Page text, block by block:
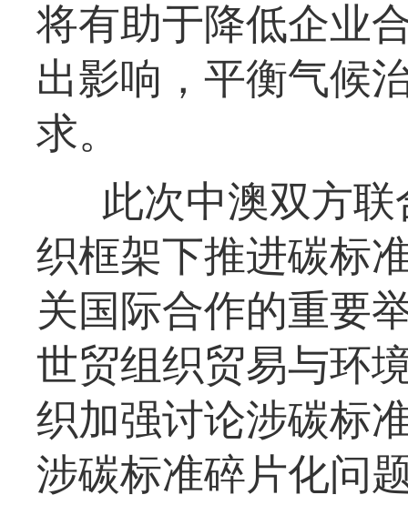
将有助于降低企业
出影响，平衡气候
求。
此次中澳双方
织框架下推进碳标
关国际合作的重要
世贸组织贸易与环
织加强讨论涉碳标
涉碳标准碎片化问